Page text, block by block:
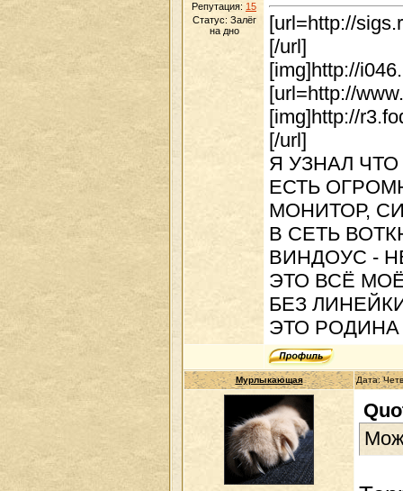
Репутация: 15
Статус: Залёг
на дно
[url=http://
[/url]
[img]http://
[url=http://
[img]http://
[/url]
Я УЗНАЛ
ЕСТЬ
МОНИТОР,
В СЕТЬ
ВИНДОУС -
ЭТО ВСЁ
БЕЗ
ЭТО
Мурлыкающая Дата: